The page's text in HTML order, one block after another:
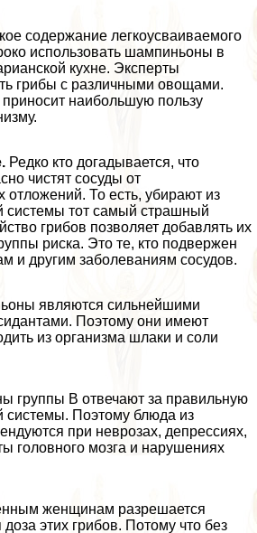
содержание легкоусваиваемого
использовать шампиньоны в
кухне. Эксперты
грибы с различными овощами.
наибольшую пользу
Редко кто догадывается, что
чистят сосуды от
отложений. То есть, убирают из
системы тот самый страшный
грибов позволяет добавлять их
риска. Это те, кто подвержен
и другим заболеваниям сосудов.
являются сильнейшими
Поэтому они имеют
из организма шлаки и соли
группы В отвечают за правильную
системы. Поэтому блюда из
при неврозах, депрессиях,
головного мозга и нарушениях
женщинам разрешается
этих грибов. Потому что без